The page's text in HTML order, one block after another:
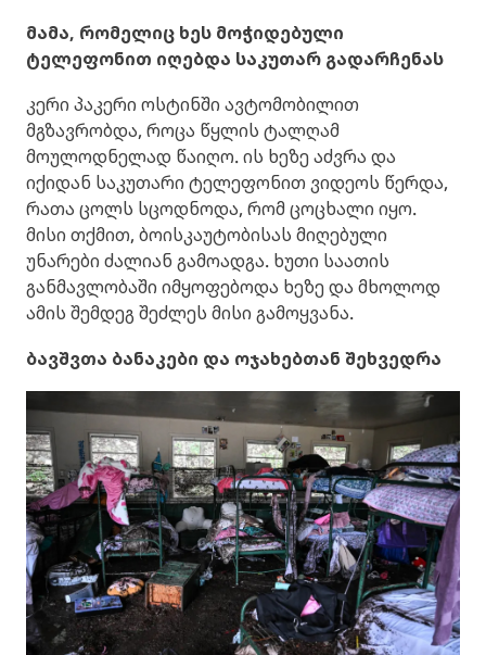
მამა, რომელიც ხეს მოჭიდებული
ტელეფონით იღებდა საკუთარ გადარჩენას
კერი პაკერი ოსტინში ავტომობილით
მგზავრობდა, როცა წყლის ტალღამ
მოულოდნელად წაიღო. ის ხეზე აძვრა და
იქიდან საკუთარი ტელეფონით ვიდეოს წერდა,
რათა ცოლს სცოდნოდა, რომ ცოცხალი იყო.
მისი თქმით, ბოისკაუტობისას მიღებული
უნარები ძალიან გამოადგა. ხუთი საათის
განმავლობაში იმყოფებოდა ხეზე და მხოლოდ
ამის შემდეგ შეძლეს მისი გამოყვანა.
ბავშვთა ბანაკები და ოჯახებთან შეხვედრა